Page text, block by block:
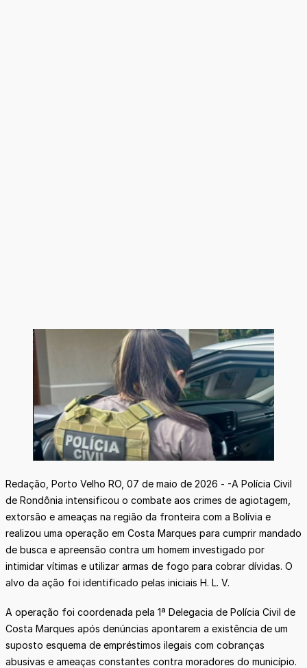
Redação, Porto Velho RO, 07 de maio de 2026 - -A Polícia Civil
de Rondônia intensificou o combate aos crimes de agiotagem,
extorsão e ameaças na região da fronteira com a Bolívia e
realizou uma operação em Costa Marques para cumprir mandado
de busca e apreensão contra um homem investigado por
intimidar vítimas e utilizar armas de fogo para cobrar dívidas. O
alvo da ação foi identificado pelas iniciais H. L. V.
A operação foi coordenada pela 1ª Delegacia de Polícia Civil de
Costa Marques após denúncias apontarem a existência de um
suposto esquema de empréstimos ilegais com cobranças
abusivas e ameaças constantes contra moradores do município.